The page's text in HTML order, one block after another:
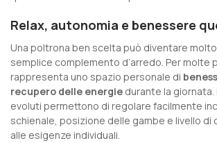
Relax, autonomia e benessere
Una poltrona ben scelta può diventare molto
semplice complemento d’arredo. Per molte
rappresenta uno spazio personale di
recupero delle energie durante la giornata.
evoluti permettono di regolare facilmente
schienale, posizione delle gambe e livello di
alle esigenze individuali.